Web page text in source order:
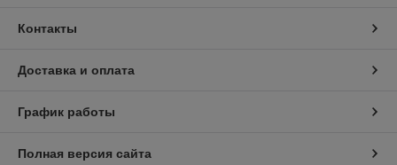
Контакты
Доставка и оплата
График работы
Полная версия сайта